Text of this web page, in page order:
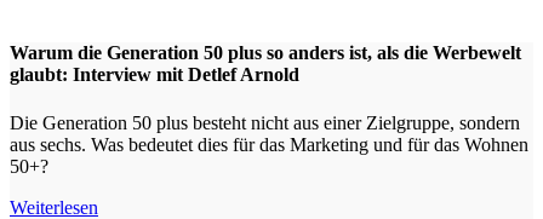
Warum die Generation 50 plus so anders ist, als die Werbewelt
glaubt: Interview mit Detlef Arnold
Die Generation 50 plus besteht nicht aus einer Zielgruppe, sondern
aus sechs. Was bedeutet dies für das Marketing und für das Wohnen
50+?
Weiterlesen